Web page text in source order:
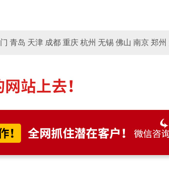
青岛 天津 成都 重庆 杭州 无锡 佛山 南京 郑州